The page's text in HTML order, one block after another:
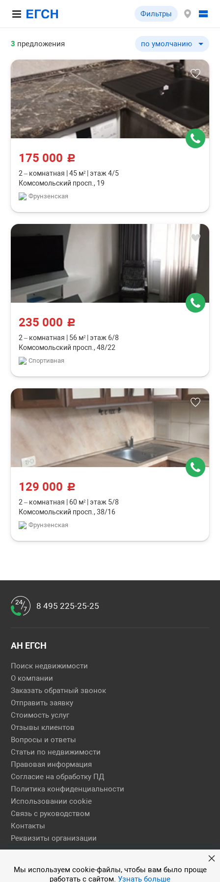
Фильтры
3 предложения по умолчанию
по умолчанию
по цене ↓
по комнатности ↓
по комнатности ↑
по общей площади ↓
по общей площади ↑
175 000 c
2 – комнатная 45 м² этаж 4/5
Комсомольский просп., 19
Фрунзенская
235 000 c
2 – комнатная 56 м² этаж 6/8
Комсомольский просп., 48/22
Спортивная
129 000 c
2 – комнатная 60 м² этаж 5/8
Комсомольский просп., 38/16
Фрунзенская
8 495 225-25-25
АН ЕГСН
Поиск недвижимости
О компании
Заказать обратный звонок
Отправить заявку
Стоимость услуг
Отзывы клиентов
Вопросы и ответы
Статьи по недвижимости
Правовая информация
Согласие на обработку ПД
Политика конфиденциальности
Использовании cookie
Связь с руководством
Контакты
Реквизиты организации
Правовая информация
© 2026 АН ЕГСН
Мы используем cookie-файлы, чтобы вам было проще
работать с сайтом. Узнать больше